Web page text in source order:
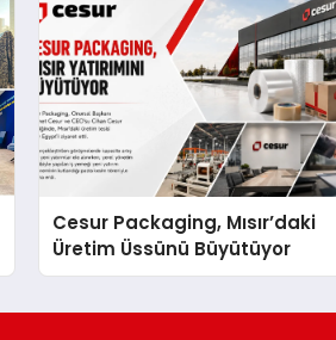
Cesur Packaging, Mısır’daki
Üretim Üssünü Büyütüyor